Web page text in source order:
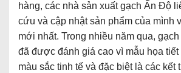
hàng, các nhà sản xuất gạch Ấn Độ
cứu và cập nhật sản phẩm của mình
mới nhất. Trong nhiều năm qua,
đã được đánh giá cao vì mẫu họa tiết
màu sắc tinh tế và đặc biệt là các kết